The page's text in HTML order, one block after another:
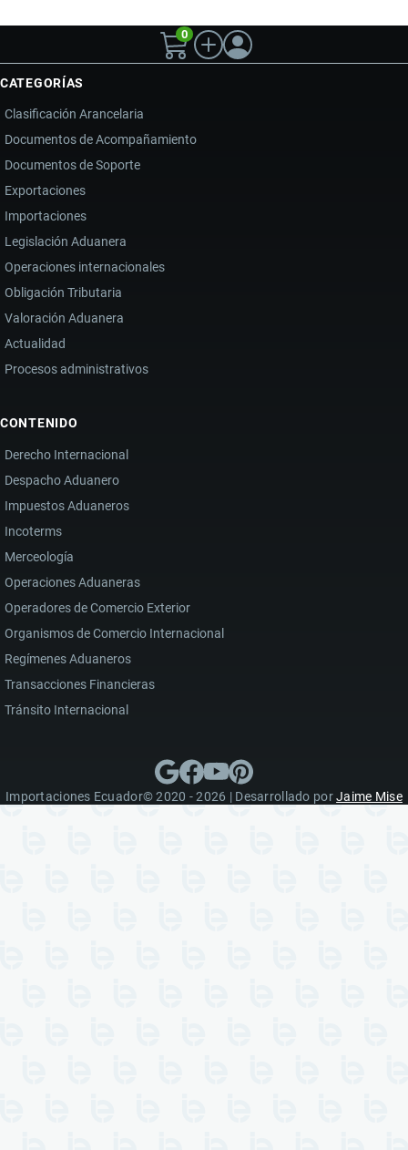
0
CATEGORÍAS
Clasificación Arancelaria
Documentos de Acompañamiento
Documentos de Soporte
Exportaciones
Importaciones
Legislación Aduanera
Operaciones internacionales
Obligación Tributaria
Valoración Aduanera
Actualidad
Procesos administrativos
CONTENIDO
Derecho Internacional
Despacho Aduanero
Impuestos Aduaneros
Incoterms
Merceología
Operaciones Aduaneras
Operadores de Comercio Exterior
Organismos de Comercio Internacional
Regímenes Aduaneros
Transacciones Financieras
Tránsito Internacional
Importaciones Ecuador© 2020 - 2026 | Desarrollado porJaime Mise